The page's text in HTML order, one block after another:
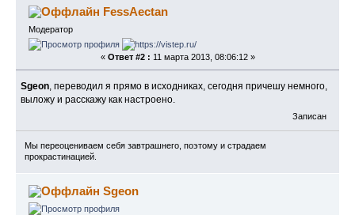
FessAectan
Модератор
« Ответ #2 : 11 марта 2013, 08:06:12 »
Sgeon, переводил я прямо в исходниках, сегодня причешу немного,
выложу и расскажу как настроено.
Записан
Мы переоцениваем себя завтрашнего, поэтому и страдаем
прокрастинацией.
Sgeon